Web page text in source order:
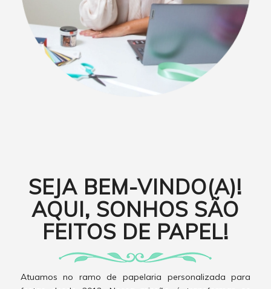
SEJA BEM-VINDO(A)!
AQUI, SONHOS SÃO
FEITOS DE PAPEL!
Atuamos no ramo de papelaria personalizada para